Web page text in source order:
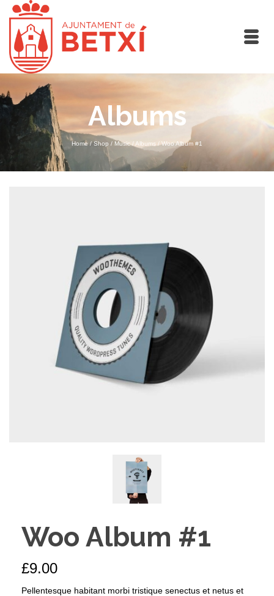
Albums
Home / Shop / Music / Albums / Woo Album #1
Woo Album #1
£9.00
Pellentesque habitant morbi tristique senectus et netus et